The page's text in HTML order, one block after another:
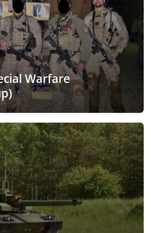
Warfare